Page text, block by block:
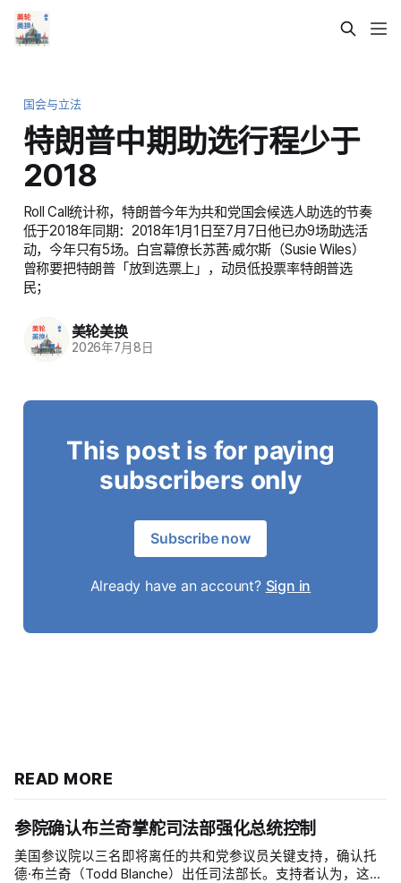
国会与立法
特朗普中期助选行程少于
2018
Roll Call统计称，特朗普今年为共和党国会候选人助选的节奏
低于2018年同期：2018年1月1日至7月7日他已办9场助选活
动，今年只有5场。白宫幕僚长苏茜·威尔斯（Susie Wiles）
曾称要把特朗普「放到选票上」，动员低投票率特朗普选
民；
美轮美换
2026年7月8日
This post is for paying
subscribers only
Subscribe now
Already have an account? Sign in
READ MORE
参院确认布兰奇掌舵司法部强化总统控制
美国参议院以三名即将离任的共和党参议员关键支持，确认托
德·布兰奇（Todd Blanche）出任司法部长。支持者认为，这位